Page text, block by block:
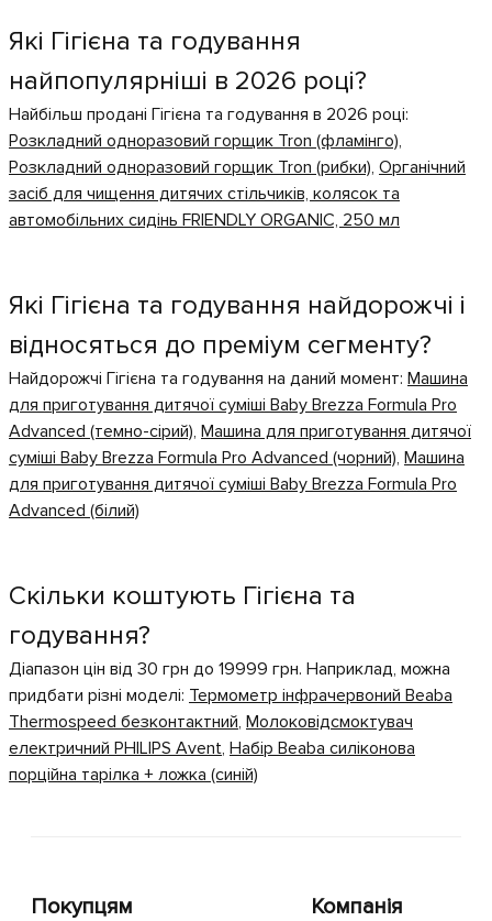
Які Гігієна та годування
найпопулярніші в 2026 році?
Найбільш продані Гігієна та годування в 2026 році:
Розкладний одноразовий горщик Tron (фламінго),
Розкладний одноразовий горщик Tron (рибки), Органічний
засіб для чищення дитячих стільчиків, колясок та
автомобільних сидінь FRIENDLY ORGANIC, 250 мл
Які Гігієна та годування найдорожчі і
відносяться до преміум сегменту?
Найдорожчі Гігієна та годування на даний момент: Машина
для приготування дитячої суміші Baby Brezza Formula Pro
Advanced (темно-сірий), Машина для приготування дитячої
суміші Baby Brezza Formula Pro Advanced (чорний), Машина
для приготування дитячої суміші Baby Brezza Formula Pro
Advanced (білий)
Скільки коштують Гігієна та
годування?
Діапазон цін від 30 грн до 19999 грн. Наприклад, можна
придбати різні моделі: Термометр інфрачервоний Beaba
Thermospeed безконтактний, Молоковідсмоктувач
електричний PHILIPS Avent, Набір Beaba силіконова
порційна тарілка + ложка (синій)
Покупцям Компанія